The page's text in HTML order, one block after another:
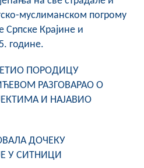
ЗАШТИТА
муслиманском погрому
Српске Крајине и
године.
ПОРОДИЦУ
РАЗГОВАРАО О
И НАЈАВИО
ДОЧЕКУ
У СИТНИЦИ